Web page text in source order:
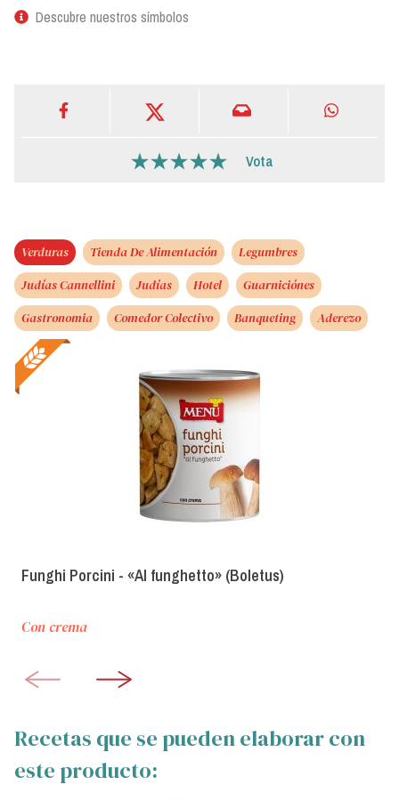
Descubre nuestros símbolos
Vota
Verduras Tienda De Alimentación
Legumbres
Judías Cannellini
Judías Hotel
Guarniciónes
Gastronomia
Comedor Colectivo Banqueting Aderezo
Funghi Porcini - «Al funghetto» (Boletus)
Con crema
Recetas que se pueden elaborar con
este producto: